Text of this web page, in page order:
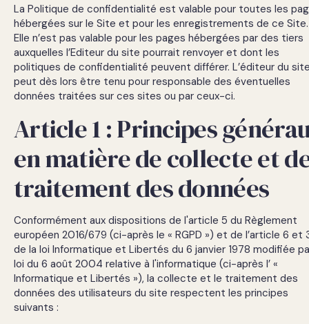
La Politique de confidentialité est valable pour toutes les
hébergées sur le Site et pour les enregistrements de ce Site.
Elle n’est pas valable pour les pages hébergées par des tiers
auxquelles l’Editeur du site pourrait renvoyer et dont les
politiques de confidentialité peuvent différer. L’éditeur du
peut dès lors être tenu pour responsable des éventuelles
données traitées sur ces sites ou par ceux-ci.
Article 1 : Principes
en matière de collecte et
traitement des données
Conformément aux dispositions de l'article 5 du Règlement
européen 2016/679 (ci-après le « RGPD ») et de l’article 6 et
de la loi Informatique et Libertés du 6 janvier 1978 modifiée
loi du 6 août 2004 relative à l'informatique (ci-après l’ «
Informatique et Libertés »), la collecte et le traitement des
données des utilisateurs du site respectent les principes
suivants :
Ces cookies
nous
permettent
d’analyser la
fréquentation
du site et
d’améliorer
son contenu
en fonction
de son
Cookies de
Ces cookies
garantissent
une navigation
fluide et
optimisée. Si
vous les
refusez,